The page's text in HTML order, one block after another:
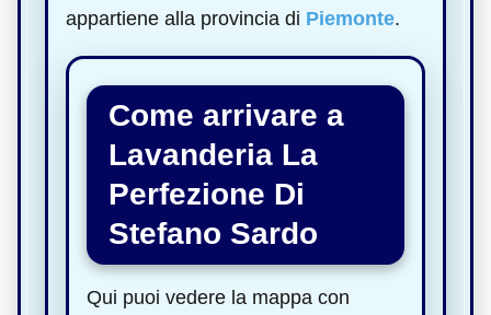
appartiene alla provincia di Piemonte.
Come arrivare a
Lavanderia La
Perfezione Di
Stefano Sardo
Qui puoi vedere la mappa con